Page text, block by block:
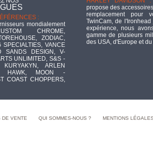
:
mondialement
CHROME,
ZODIAC,
VANCE
SANDS DESIGN, V-
UNLIMITED, S&S -
ARLEN
HAWK, MOON -
COAST CHOPPERS,
propose des
remplacement pour
TwinCam, de
expérience, nous
gamme de plusieurs
des USA, d'Europe et
DE VENTE QUI SOMMES-NOUS ? MENTIONS